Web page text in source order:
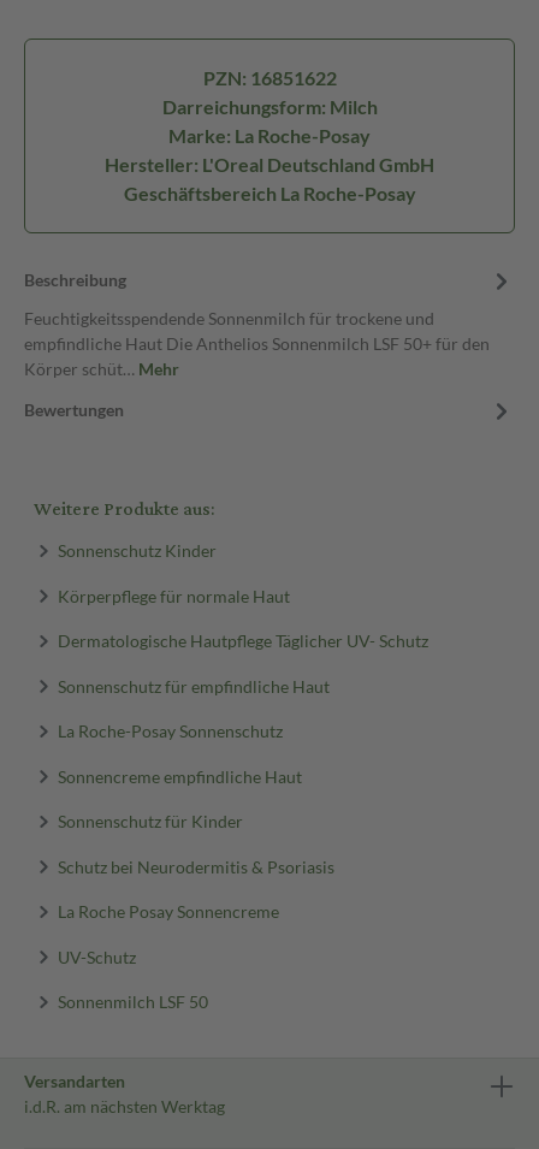
PZN: 16851622
Darreichungsform: Milch
Marke: La Roche-Posay
Hersteller: L'Oreal Deutschland GmbH
Geschäftsbereich La Roche-Posay
Beschreibung
Feuchtigkeitsspendende Sonnenmilch für trockene und
empfindliche Haut Die Anthelios Sonnenmilch LSF 50+ für den
Körper schüt… Mehr
Bewertungen
Weitere Produkte aus:
Sonnenschutz Kinder
Körperpflege für normale Haut
Dermatologische Hautpflege Täglicher UV- Schutz
Sonnenschutz für empfindliche Haut
La Roche-Posay Sonnenschutz
Sonnencreme empfindliche Haut
Sonnenschutz für Kinder
Schutz bei Neurodermitis & Psoriasis
La Roche Posay Sonnencreme
UV-Schutz
Sonnenmilch LSF 50
Versandarten
i.d.R. am nächsten Werktag